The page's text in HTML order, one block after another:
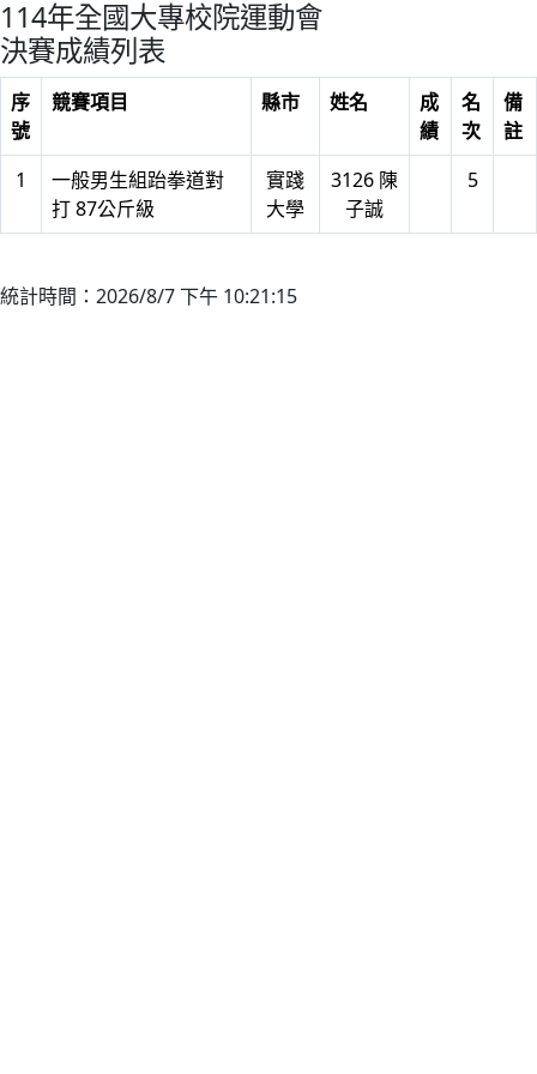
114年全國大專校院運動會
決賽成績列表
序
號
競賽項目 縣市 姓名
成
績
名
次
備
註
1
一般男生組跆拳道對
打 87公斤級
實踐
大學
3126 陳
子誠
5
統計時間：2026/8/7 下午 10:21:15